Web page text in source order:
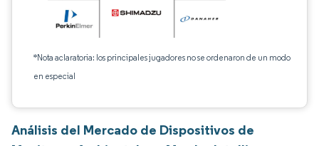
*Nota aclaratoria: los principales jugadores no se ordenaron de un modo
en especial
Análisis del Mercado de Dispositivos de